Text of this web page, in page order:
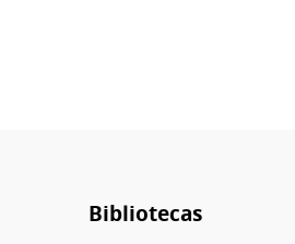
Bibliotecas